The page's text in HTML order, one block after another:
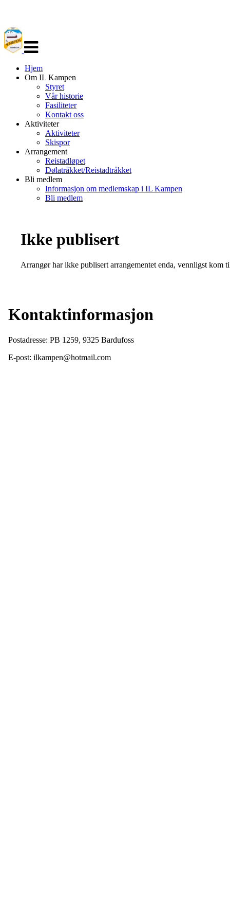
navigasjon
Hjem
Om IL Kampen
Styret
Vår historie
Fasiliteter
Kontakt oss
Aktiviteter
Aktiviteter
Skispor
Arrangement
Reistadløpet
Dølatråkket/Reistadtråkket
Bli medlem
Informasjon om medlemskap i IL Kampen
Bli medlem
Ikke publisert
Arrangør har ikke publisert arrangementet enda, vennligst kom
Kontaktinformasjon
Postadresse: PB 1259, 9325 Bardufoss
E-post: ilkampen@hotmail.com